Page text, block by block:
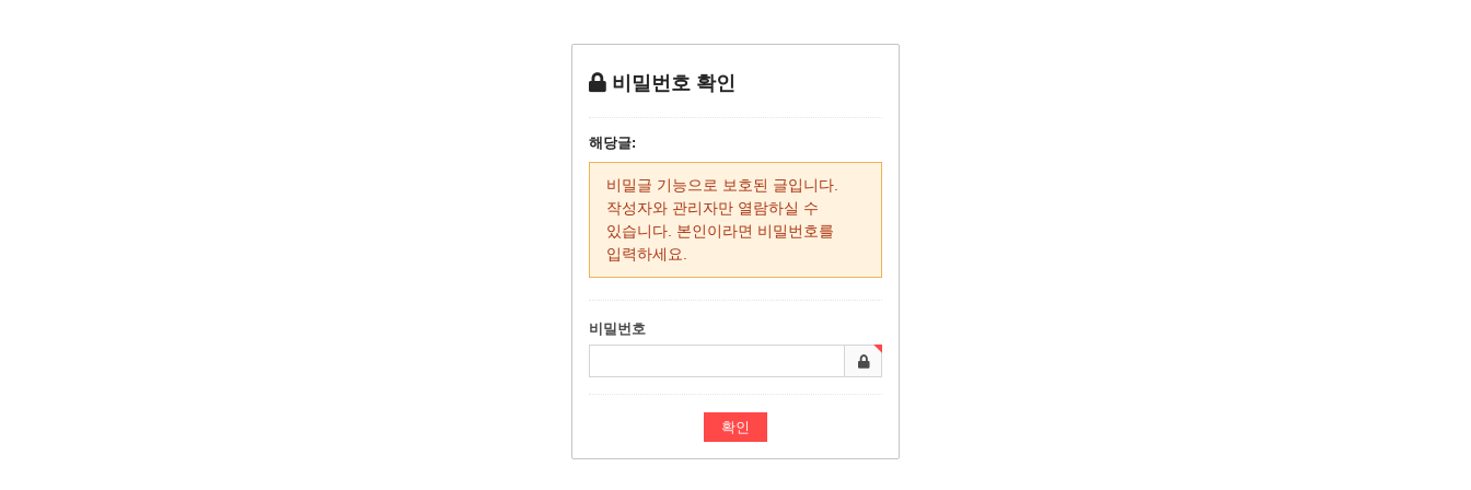
비밀번호 확인
해당글:
비밀글 기능으로 보호된 글입니다.
작성자와 관리자만 열람하실 수
있습니다. 본인이라면 비밀번호를
입력하세요.
비밀번호